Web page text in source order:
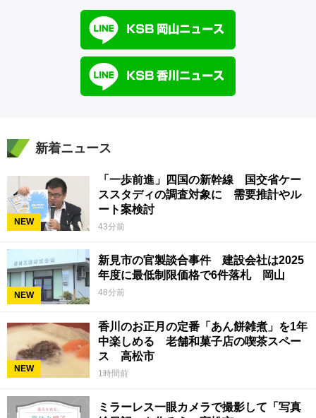
新着ニュース
NEW
「一歩前進」四国の新幹線 国交省ケー
ススタディの調査対象に 需要推計やル
ート案検討
43分前
NEW
新見市の官製談合事件 建設会社は2025
年度に最低制限価格で6件落札 岡山
48分前
NEW
香川のお正月の定番「あん餅雑煮」を1年
中楽しめる 老舗和菓子店の喫茶スペー
ス 高松市
1時間前
ミラーレス一眼カメラで撮影して「写真